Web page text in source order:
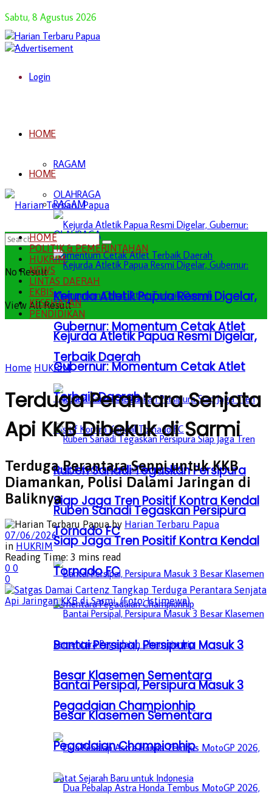
Sabtu, 8 Agustus 2026
Login
HOME
RAGAM
OLAHRAGA
Kejurda Atletik Papua Resmi Digelar,
Gubernur: Momentum Cetak Atlet
Terbaik Daerah
Ruben Sanadi Tegaskan Persipura
Siap Jaga Tren Positif Kontra Kendal
Tornado FC
Bantai Persipal, Persipura Masuk 3
Besar Klasemen Sementara
Pegadaian Championhip
HOME
RAGAM
OLAHRAGA
Kejurda Atletik Papua Resmi Digelar,
Gubernur: Momentum Cetak Atlet
Terbaik Daerah
Ruben Sanadi Tegaskan Persipura
Siap Jaga Tren Positif Kontra Kendal
Tornado FC
Bantai Persipal, Persipura Masuk 3
Besar Klasemen Sementara
Pegadaian Championhip
No Result
View All Result
HOME
POLITIK & PEMERINTAHAN
HUKRIM
NEWS
LINTAS DAERAH
EKBIS
KESEHATAN
PENDIDIKAN
Home HUKRIM
Terduga Perantara Senjata
Api KKB Dibekuk di Sarmi
Terduga Perantara Senpi untuk KKB
Diamankan, Polisi Dalami Jaringan di
Baliknya
by Harian Terbaru Papua
07/06/2026
in HUKRIM
Reading Time: 3 mins read
0 0
0